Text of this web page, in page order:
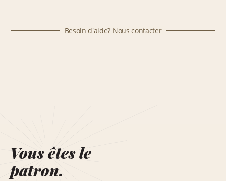
Besoin d'aide? Nous contacter
Vous êtes le
patron.